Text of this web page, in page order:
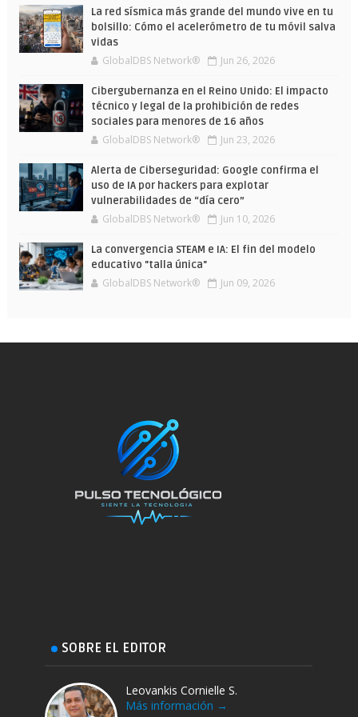
La red sísmica más grande del mundo vive en tu
bolsillo: Cómo el acelerómetro de tu móvil salva
vidas
GlobalDBS Network® Jun 26, 2026
Cibergubernanza en el Reino Unido: El impacto
técnico y legal de la prohibición de redes
sociales para menores de 16 años
GlobalDBS Network® Jun 23, 2026
Alerta de Ciberseguridad: Google confirma el
uso de IA por hackers para explotar
vulnerabilidades de “día cero”
GlobalDBS Network® Jun 10, 2026
La convergencia STEAM e IA: El fin del modelo
educativo "talla única"
GlobalDBS Network® Jun 09, 2026
SOBRE EL EDITOR
Leovankis Cornielle S.
Más información →